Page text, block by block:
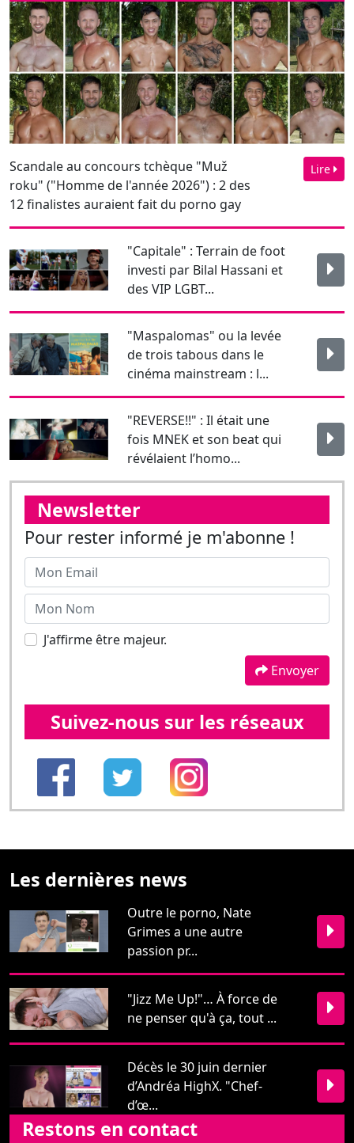
Scandale au concours tchèque "Muž
roku" ("Homme de l'année 2026") : 2 des
12 finalistes auraient fait du porno gay
Lire
"Capitale" : Terrain de foot
investi par Bilal Hassani et
des VIP LGBT...
"Maspalomas" ou la levée
de trois tabous dans le
cinéma mainstream : l...
"REVERSE!!" : Il était une
fois MNEK et son beat qui
révélaient l’homo...
Newsletter
Pour rester informé je m'abonne !
J'affirme être majeur.
Envoyer
Suivez-nous sur les réseaux
Les dernières news
Outre le porno, Nate
Grimes a une autre
passion pr...
"Jizz Me Up!"… À force de
ne penser qu'à ça, tout ...
Décès le 30 juin dernier
d’Andréa HighX. "Chef-
d’œ...
Restons en contact